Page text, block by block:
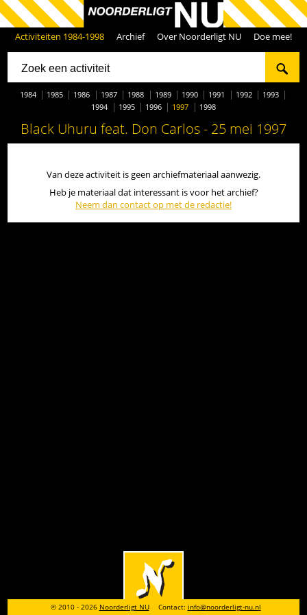
Activiteiten 1984-1998 Archief Over Noorderligt NU Doe mee!
1984 1985 1986 1987 1988 1989 1990 1991 1992
1993
1994
1995 1996 1997 1998
Black Uhuru feat. Don Carlos - 25 mei 1997
Van deze activiteit is geen archiefmateriaal aanwezig.
Heb je materiaal dat interessant is voor het archief?
Neem dan contact op met de redactie!
© 2010 - 2026 Noorderligt NU Contact: info@noorderligt-nu.nl